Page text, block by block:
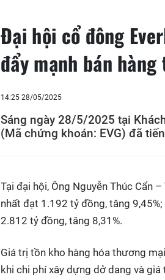
Đại hội cổ đông
đẩy mạnh bán
14:25 28/05/2025
Sáng ngày 28/5/2025 tại
(Mã chứng khoán: EVG) đã
Tại đại hội, Ông Nguyễn Thúc Cẩn
nhất đạt 1.192 tỷ đồng, tăng
2.812 tỷ đồng, tăng 8,31%.
Giá trị tồn kho hàng hóa thương
khi chi phí xây dựng dở dang và